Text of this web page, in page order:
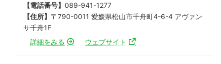
【電話番号】 089-941-1277
【住所】 〒790-0011 愛媛県松山市千舟町4-6-4 アヴァン
サ千舟1F
詳細をみる
ウェブサイト